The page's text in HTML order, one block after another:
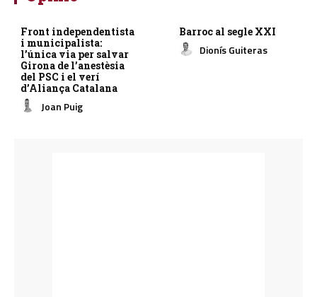
Front independentista
i municipalista:
l’única via per salvar
Girona de l’anestèsia
del PSC i el verí
d’Aliança Catalana
Joan Puig
Barroc al segle XXI
Dionís Guiteras